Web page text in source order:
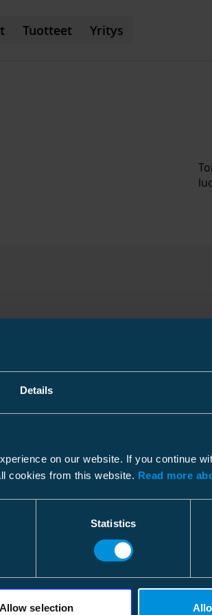
Details
on our website. If you continue
cookies from this website. Read more
Statistics
Allow selection
Tuotteet Yritys
Arrow_forward Politiikat ja sertifikaatit